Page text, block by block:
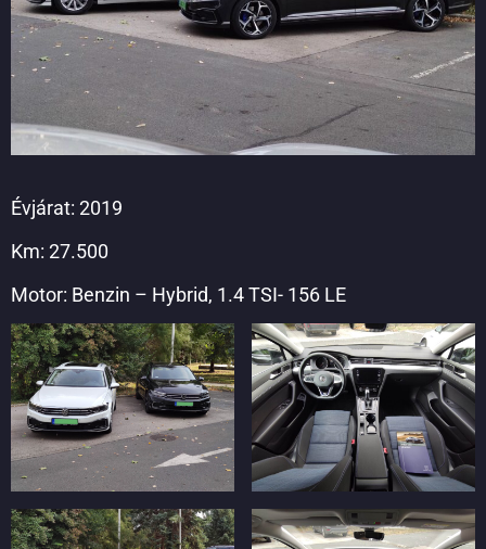
Évjárat: 2019
Km: 27.500
Motor: Benzin – Hybrid, 1.4 TSI- 156 LE